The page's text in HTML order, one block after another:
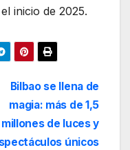
inicio de 2025.
Bilbao se llena de
magia: más de 1,5
millones de luces y
únicos